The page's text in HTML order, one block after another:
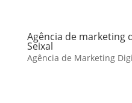
Agência de marketing
Seixal
Agência de Marketing